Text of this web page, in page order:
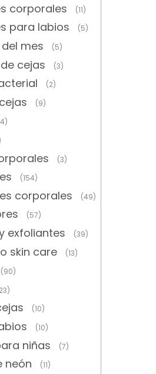
corporales (11)
para labios (5)
mes (5)
cejas (3)
(2)
(9)
(3)
(154)
corporales (49)
(57)
exfoliantes (39)
skin care (13)
(90)
(10)
(10)
niñas (7)
neón (11)